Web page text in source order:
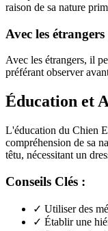
raison de sa nature
Avec les étrangers
Avec les étrangers, il
préférant observer
Éducation et
L'éducation du Chien
compréhension de sa
têtu, nécessitant un
Conseils Clés :
✓ Utiliser des
✓ Établir une